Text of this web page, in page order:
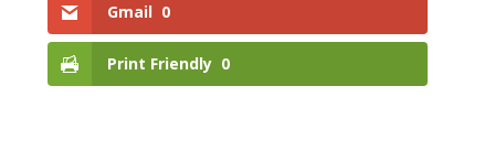
Gmail 0
Print Friendly 0